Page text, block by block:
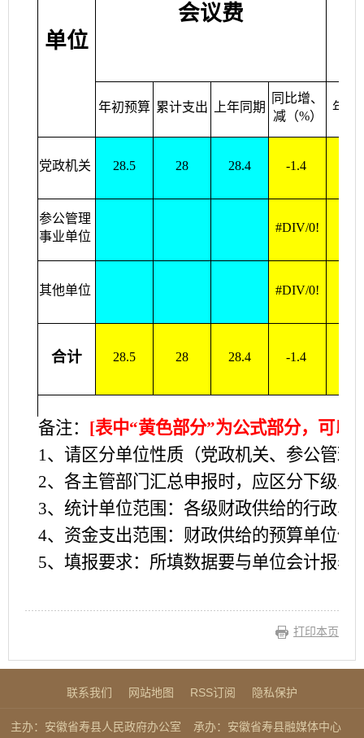
单位
会议费
年初预算 累计支出 上年同期
同比增、
减（%）
年初
党政机关 28.5 28 28.4 -1.4
参公管理
事业单位
#DIV/0!
其他单位 #DIV/0!
合计 28.5 28 28.4 -1.4
备注： [表中“黄色部分”为公式部分，可以
1、请区分单位性质（党政机关、参公管
2、各主管部门汇总申报时，应区分下级
3、统计单位范围：各级财政供给的行政
4、资金支出范围：财政供给的预算单位
5、填报要求：所填数据要与单位会计报
打印本页
联系我们 网站地图 RSS订阅 隐私保护
主办：安徽省寿县人民政府办公室 承办：安徽省寿县融媒体中心